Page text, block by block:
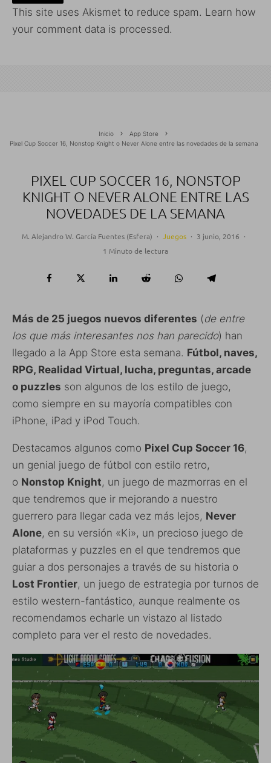
This site uses Akismet to reduce spam. Learn how
your comment data is processed.
Inicio
App Store
Pixel Cup Soccer 16, Nonstop Knight o Never Alone entre las novedades de la semana
PIXEL CUP SOCCER 16, NONSTOP
KNIGHT O NEVER ALONE ENTRE LAS
NOVEDADES DE LA SEMANA
M. Alejandro W. García Fuentes (Esfera) · Juegos · 3 junio, 2016 ·
1 Minuto de lectura
Más de 25 juegos nuevos diferentes (de entre
los que más interesantes nos han parecido) han
llegado a la App Store esta semana. Fútbol, naves,
RPG, Realidad Virtual, lucha, preguntas, arcade
o puzzles son algunos de los estilo de juego,
como siempre en su mayoría compatibles con
iPhone, iPad y iPod Touch.
Destacamos algunos como Pixel Cup Soccer 16,
un genial juego de fútbol con estilo retro,
o Nonstop Knight, un juego de mazmorras en el
que tendremos que ir mejorando a nuestro
guerrero para llegar cada vez más lejos, Never
Alone, en su versión «Ki», un precioso juego de
plataformas y puzzles en el que tendremos que
guiar a dos personajes a través de su historia o
Lost Frontier, un juego de estrategia por turnos de
estilo western-fantástico, aunque realmente os
recomendamos echarle un vistazo al listado
completo para ver el resto de novedades.